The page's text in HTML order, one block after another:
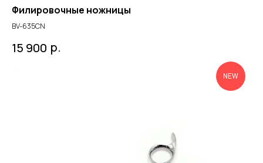
Филировочные ножницы
BV-635CN
15 900 р.
NEW